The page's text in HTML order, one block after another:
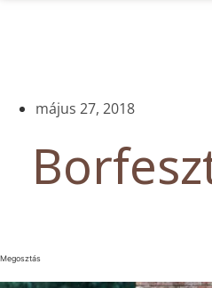
május 27, 2018
Megosztás